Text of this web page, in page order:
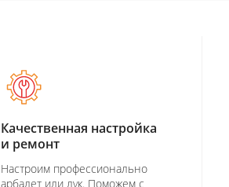
Качественная настройка
и ремонт
Настроим профессионально
арбалет или лук. Поможем с